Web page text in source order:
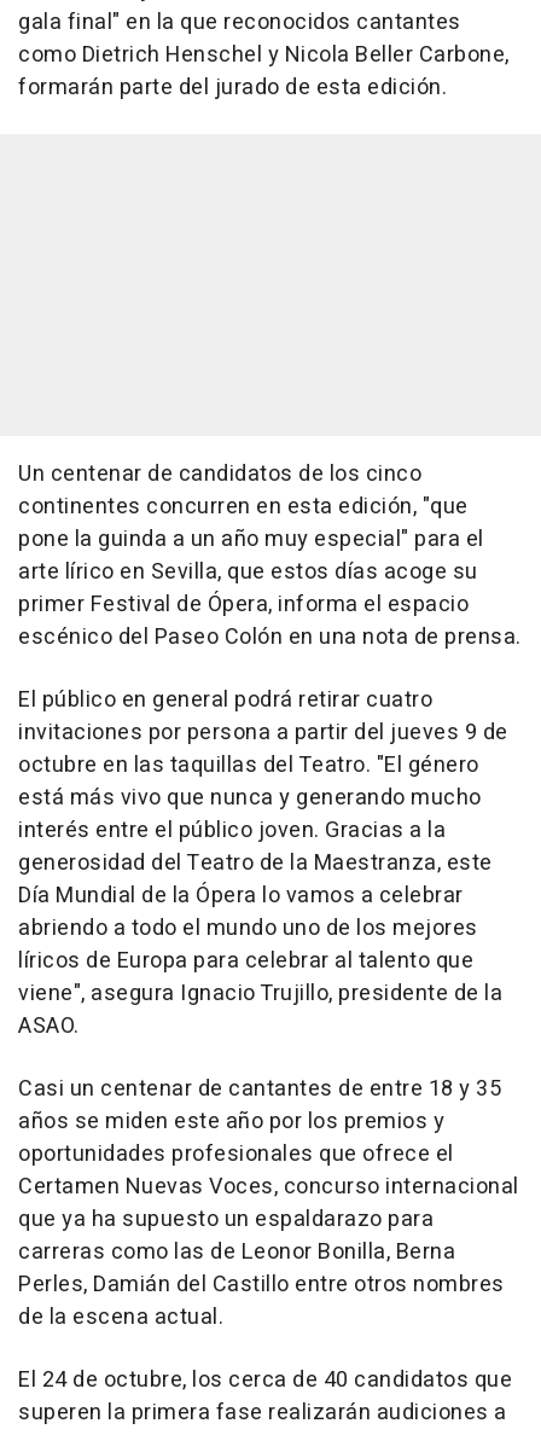
gala final" en la que reconocidos cantantes
como Dietrich Henschel y Nicola Beller Carbone,
formarán parte del jurado de esta edición.
Un centenar de candidatos de los cinco
continentes concurren en esta edición, "que
pone la guinda a un año muy especial" para el
arte lírico en Sevilla, que estos días acoge su
primer Festival de Ópera, informa el espacio
escénico del Paseo Colón en una nota de prensa.
El público en general podrá retirar cuatro
invitaciones por persona a partir del jueves 9 de
octubre en las taquillas del Teatro. "El género
está más vivo que nunca y generando mucho
interés entre el público joven. Gracias a la
generosidad del Teatro de la Maestranza, este
Día Mundial de la Ópera lo vamos a celebrar
abriendo a todo el mundo uno de los mejores
líricos de Europa para celebrar al talento que
viene", asegura Ignacio Trujillo, presidente de la
ASAO.
Casi un centenar de cantantes de entre 18 y 35
años se miden este año por los premios y
oportunidades profesionales que ofrece el
Certamen Nuevas Voces, concurso internacional
que ya ha supuesto un espaldarazo para
carreras como las de Leonor Bonilla, Berna
Perles, Damián del Castillo entre otros nombres
de la escena actual.
El 24 de octubre, los cerca de 40 candidatos que
superen la primera fase realizarán audiciones a